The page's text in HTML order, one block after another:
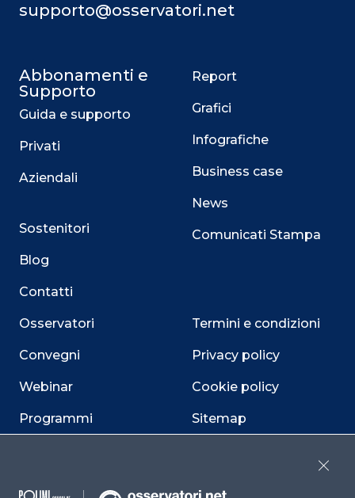
supporto@osservatori.net
Abbonamenti e
Supporto
Guida e supporto
Privati
Aziendali
Sostenitori
Blog
Contatti
Osservatori
Convegni
Webinar
Programmi
Report
Grafici
Infografiche
Business case
News
Comunicati Stampa
Termini e condizioni
Privacy policy
Cookie policy
Sitemap